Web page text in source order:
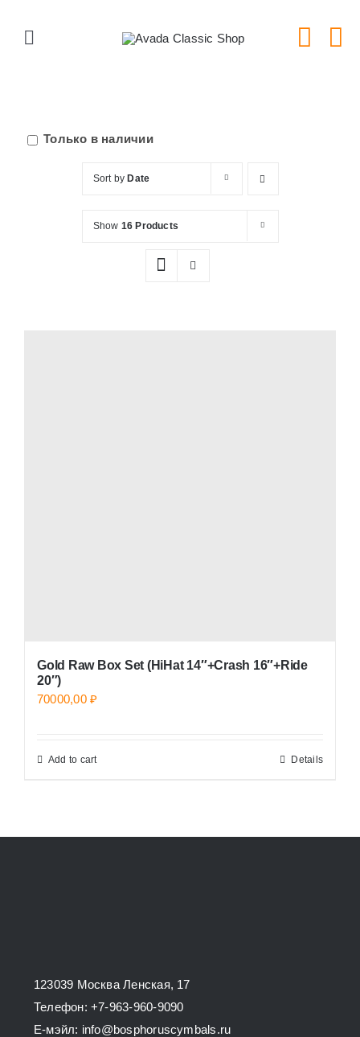
Toggle
Серии тарелок
Только в наличии
Sort by Date
Show 16 Products
Gold Raw Box Set (HiHat 14″+Crash 16″+Ride
20″)
70000,00₽
Add to cart Details
123039 Москва Ленская, 17
Телефон: +7-963-960-9090
E-мэйл: info@bosphoruscymbals.ru